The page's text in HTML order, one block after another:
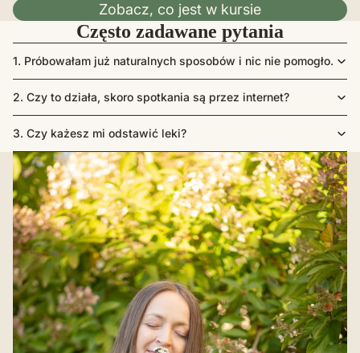
Zobacz, co jest w kursie
Często zadawane pytania
1. Próbowałam już naturalnych sposobów i nic nie pomogło.
2. Czy to działa, skoro spotkania są przez internet?
3. Czy każesz mi odstawić leki?